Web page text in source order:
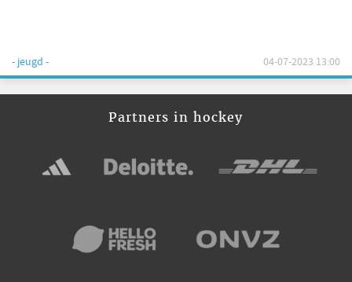
- jeugd - 04-07-2023 13:00
Partners in hockey